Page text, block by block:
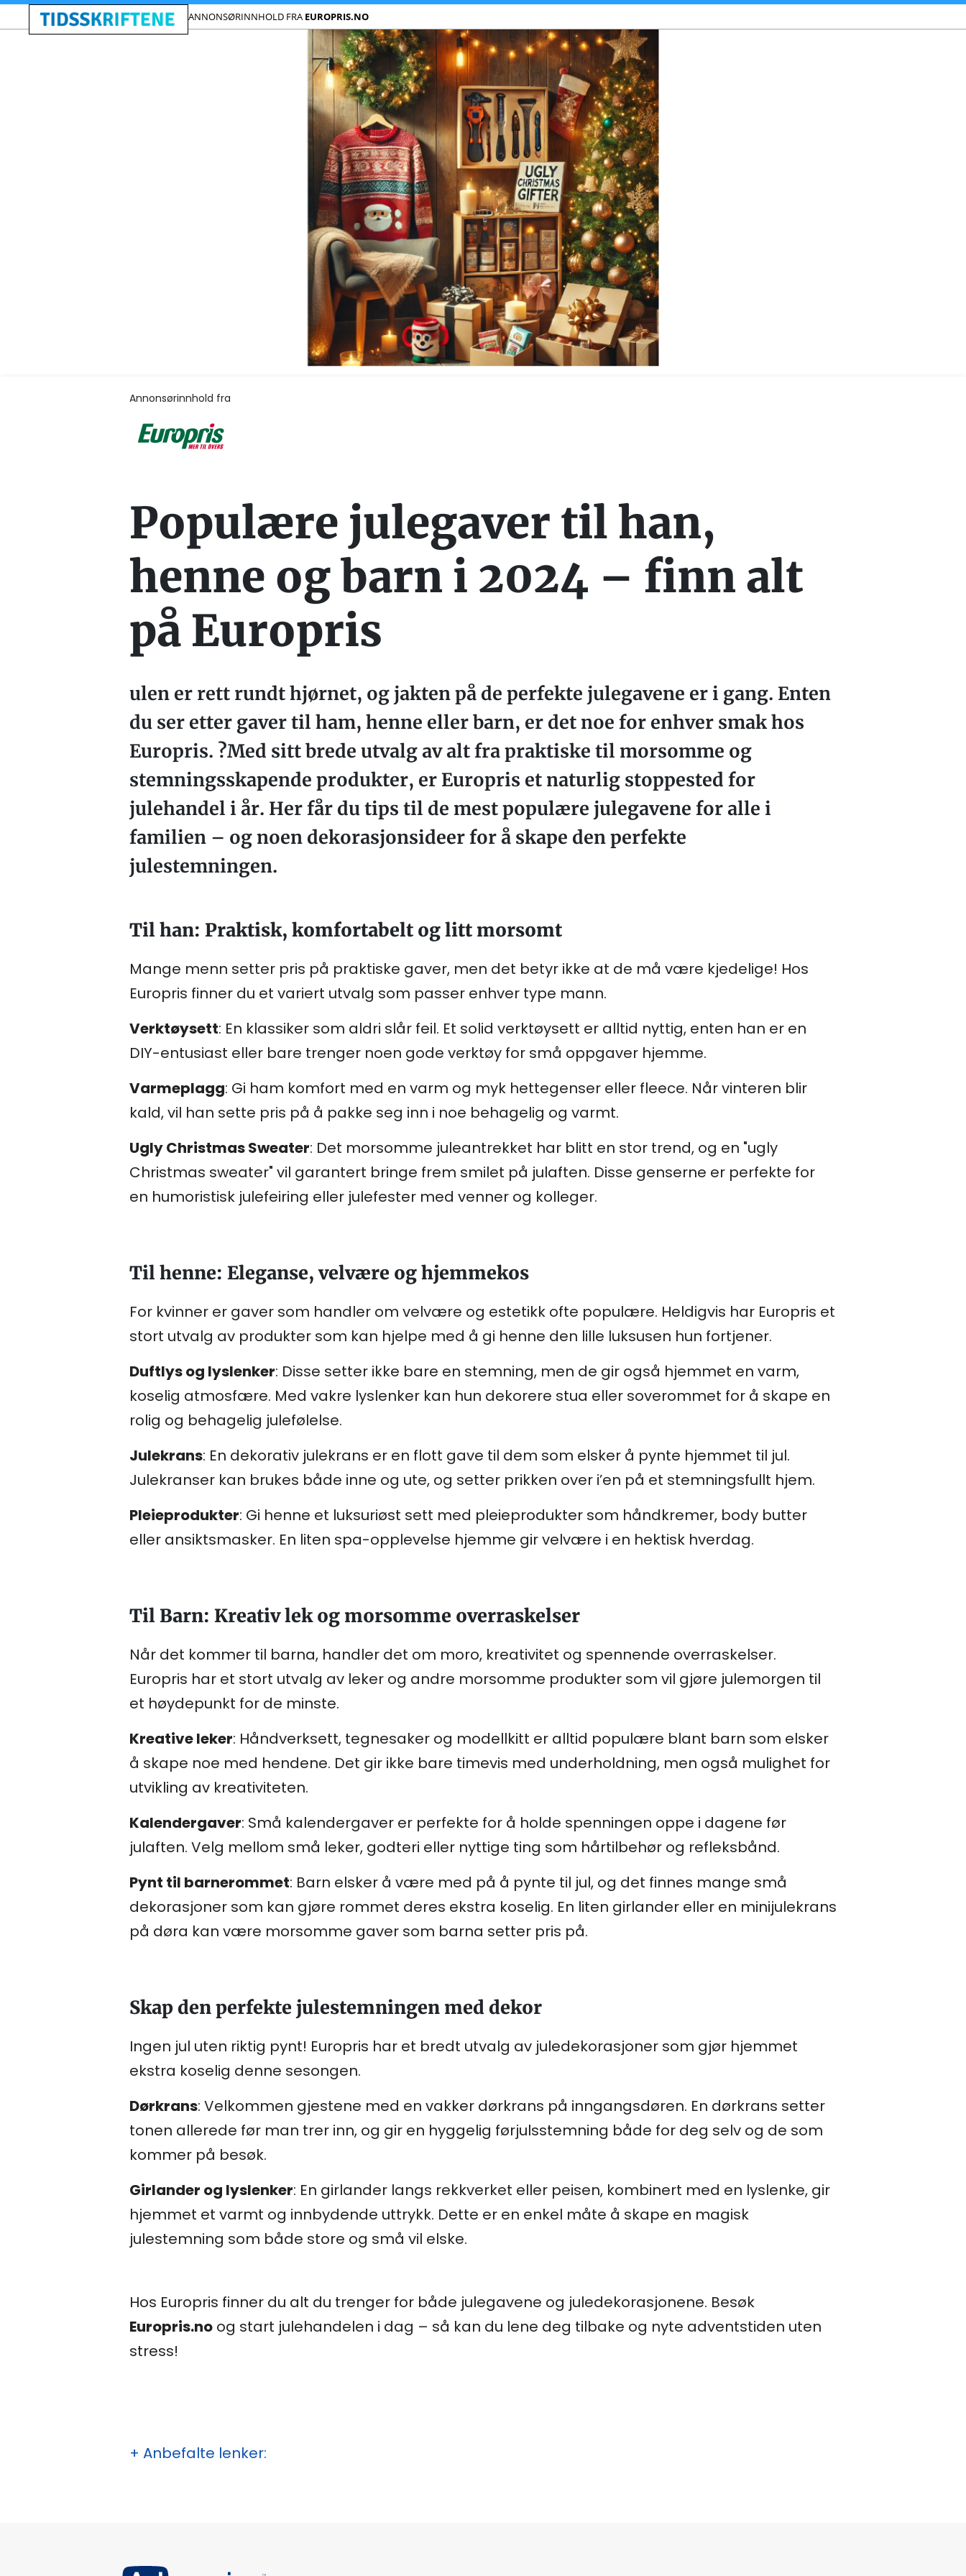
ANNONSØRINNHOLD FRA EUROPRIS.NO
Annonsørinnhold fra
Populære julegaver til han,
henne og barn i 2024 – finn alt
på Europris
ulen er rett rundt hjørnet, og jakten på de perfekte julegavene er i gang. Enten
du ser etter gaver til ham, henne eller barn, er det noe for enhver smak hos
Europris. ?Med sitt brede utvalg av alt fra praktiske til morsomme og
stemningsskapende produkter, er Europris et naturlig stoppested for
julehandel i år. Her får du tips til de mest populære julegavene for alle i
familien – og noen dekorasjonsideer for å skape den perfekte
julestemningen.
Til han: Praktisk, komfortabelt og litt morsomt
Mange menn setter pris på praktiske gaver, men det betyr ikke at de må være kjedelige! Hos
Europris finner du et variert utvalg som passer enhver type mann.
Verktøysett: En klassiker som aldri slår feil. Et solid verktøysett er alltid nyttig, enten han er en
DIY-entusiast eller bare trenger noen gode verktøy for små oppgaver hjemme.
Varmeplagg: Gi ham komfort med en varm og myk hettegenser eller fleece. Når vinteren blir
kald, vil han sette pris på å pakke seg inn i noe behagelig og varmt.
Ugly Christmas Sweater: Det morsomme juleantrekket har blitt en stor trend, og en "ugly
Christmas sweater" vil garantert bringe frem smilet på julaften. Disse genserne er perfekte for
en humoristisk julefeiring eller julefester med venner og kolleger.
Til henne: Eleganse, velvære og hjemmekos
For kvinner er gaver som handler om velvære og estetikk ofte populære. Heldigvis har Europris et
stort utvalg av produkter som kan hjelpe med å gi henne den lille luksusen hun fortjener.
Duftlys og lyslenker: Disse setter ikke bare en stemning, men de gir også hjemmet en varm,
koselig atmosfære. Med vakre lyslenker kan hun dekorere stua eller soverommet for å skape en
rolig og behagelig julefølelse.
Julekrans: En dekorativ julekrans er en flott gave til dem som elsker å pynte hjemmet til jul.
Julekranser kan brukes både inne og ute, og setter prikken over i’en på et stemningsfullt hjem.
Pleieprodukter: Gi henne et luksuriøst sett med pleieprodukter som håndkremer, body butter
eller ansiktsmasker. En liten spa-opplevelse hjemme gir velvære i en hektisk hverdag.
Til Barn: Kreativ lek og morsomme overraskelser
Når det kommer til barna, handler det om moro, kreativitet og spennende overraskelser.
Europris har et stort utvalg av leker og andre morsomme produkter som vil gjøre julemorgen til
et høydepunkt for de minste.
Kreative leker: Håndverksett, tegnesaker og modellkitt er alltid populære blant barn som elsker
å skape noe med hendene. Det gir ikke bare timevis med underholdning, men også mulighet for
utvikling av kreativiteten.
Kalendergaver: Små kalendergaver er perfekte for å holde spenningen oppe i dagene før
julaften. Velg mellom små leker, godteri eller nyttige ting som hårtilbehør og refleksbånd.
Pynt til barnerommet: Barn elsker å være med på å pynte til jul, og det finnes mange små
dekorasjoner som kan gjøre rommet deres ekstra koselig. En liten girlander eller en minijulekrans
på døra kan være morsomme gaver som barna setter pris på.
Skap den perfekte julestemningen med dekor
Ingen jul uten riktig pynt! Europris har et bredt utvalg av juledekorasjoner som gjør hjemmet
ekstra koselig denne sesongen.
Dørkrans: Velkommen gjestene med en vakker dørkrans på inngangsdøren. En dørkrans setter
tonen allerede før man trer inn, og gir en hyggelig førjulsstemning både for deg selv og de som
kommer på besøk.
Girlander og lyslenker: En girlander langs rekkverket eller peisen, kombinert med en lyslenke, gir
hjemmet et varmt og innbydende uttrykk. Dette er en enkel måte å skape en magisk
julestemning som både store og små vil elske.
Hos Europris finner du alt du trenger for både julegavene og juledekorasjonene. Besøk
Europris.no og start julehandelen i dag – så kan du lene deg tilbake og nyte adventstiden uten
stress!
+ Anbefalte lenker: